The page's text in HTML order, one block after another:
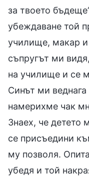
за твоето
убеждаване той
училище, макар и
съпругът ми
на училище и се
Синът ми
намерихме чак
Знаех, че детето
се присъедини
му позволя.
убедя и той